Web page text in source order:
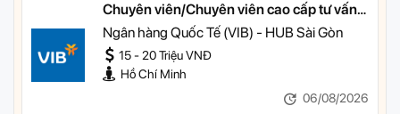
Chuyên viên/Chuyên viên cao cấp tư vấn
tài chính cá nhân
Ngân hàng Quốc Tế (VIB) - HUB Sài Gòn
15 - 20 Triệu VNĐ
Hồ Chí Minh
06/08/2026